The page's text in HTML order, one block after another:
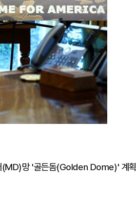
(MD)망 '골든돔(Golden Dome)' 계획